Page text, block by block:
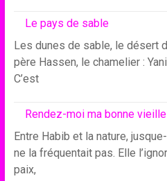
Le pays de sable
Les dunes de sable, le désert
père Hassen, le chamelier :
C’est
Rendez-moi ma bonne
Entre Habib et la nature,
ne la fréquentait pas. Elle
paix,